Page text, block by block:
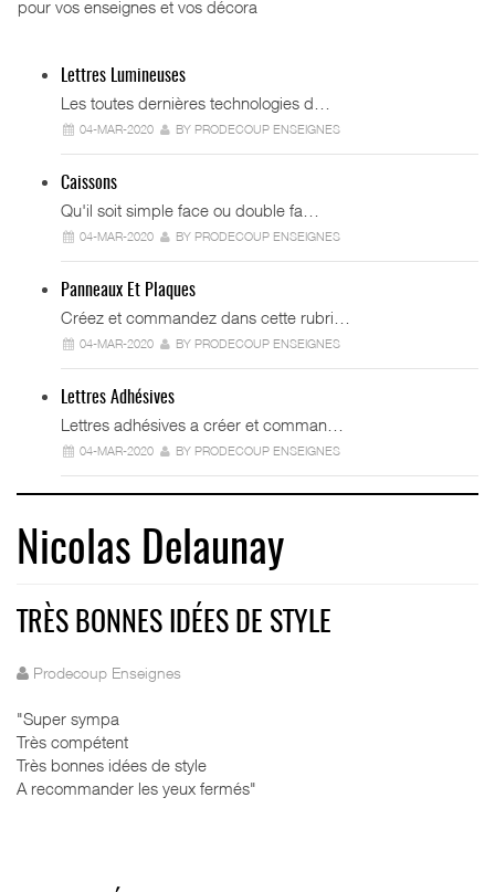
pour vos enseignes et vos décora
Lettres Lumineuses
Les toutes dernières technologies d…
04-MAR-2020 BY PRODECOUP ENSEIGNES
Caissons
Qu'il soit simple face ou double fa…
04-MAR-2020 BY PRODECOUP ENSEIGNES
Panneaux Et Plaques
Créez et commandez dans cette rubri…
04-MAR-2020 BY PRODECOUP ENSEIGNES
Lettres Adhésives
Lettres adhésives a créer et comman…
04-MAR-2020 BY PRODECOUP ENSEIGNES
Nicolas Delaunay
TRÈS BONNES IDÉES DE STYLE
Prodecoup Enseignes
"Super sympa
Très compétent
Très bonnes idées de style
A recommander les yeux fermés"